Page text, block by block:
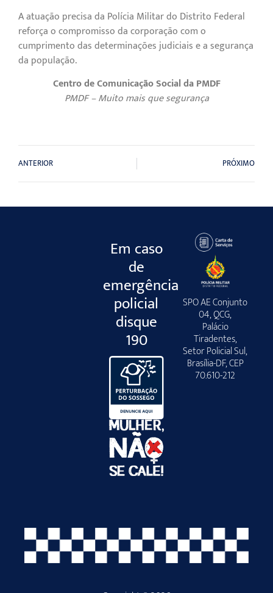
A atuação precisa da Polícia Militar do Distrito Federal
reforça o compromisso da corporação com o
cumprimento das determinações judiciais e a segurança
da população.
Centro de Comunicação Social da PMDF
PMDF – Muito mais que segurança
ANTERIOR PRÓXIMO
Em caso
de
emergência
policial
disque
190
SPO AE Conjunto
04, QCG,
Palácio
Tiradentes,
Setor Policial Sul,
Brasília-DF, CEP
70.610-212